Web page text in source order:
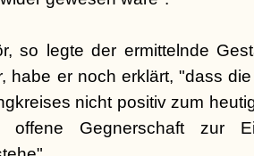
so legte der ermittelnde
habe er noch erklärt, "dass
nicht positiv zum
Gegnerschaft zur